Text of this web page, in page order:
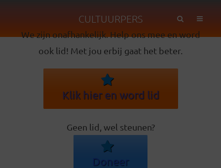
CULTUURPERS
We zijn onafhankelijk. Help ons mee en word
ook lid! Met jou erbij gaat het beter.
Klik hier en word lid
Geen lid, wel steunen?
Doneer